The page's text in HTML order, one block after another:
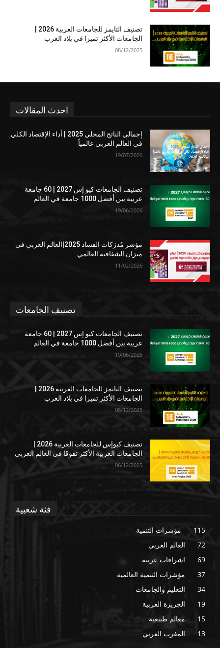
تصنيف التايمز للجامعات العربية 2026 |
الجامعات الأكثر تميزا في بلاد العرب
08/12/2025
احدث المقالات
إجمالي الناتج المحلي 2025 | أداء الإقتصاد الكلي
في العالم العربي عالمياً
19/07/2026
تصنيف الجامعات كيو إس 2027 | 60 جامعة
عربية بين أفضل 1000 جامعة في العالم
19/06/2026
مؤشر مُدرَكات الفساد 2025|العالم العربي في
ميزان الشفافية العالمي
11/02/2026
تصنيف الجامعات
تصنيف الجامعات كيو إس 2027 | 60 جامعة
عربية بين أفضل 1000 جامعة في العالم
19/06/2026
الجامعات الأكثر تميزا في بلاد العرب
08/12/2025
تصنيف كيوإس للجامعات العربية 2026 |
الجامعات العربية الأكثر تفوقا في العالم العربي
06/12/2025
فئة شعبية
مؤشرات التنمية
115
العالم العربي
72
اشراقات عربية
69
مؤشرات التنمية العالمية
37
التعليم والجامعات
34
الجزيرة العربية
19
معالم طبيعية
15
المغرب العربي
13